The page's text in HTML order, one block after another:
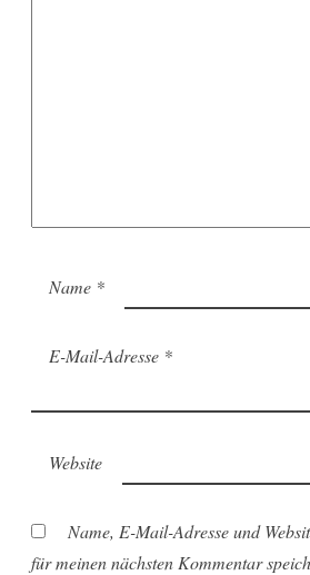
Name *
E-Mail-Adresse *
Website
Name, E-Mail-Adresse und
für meinen nächsten Kommentar